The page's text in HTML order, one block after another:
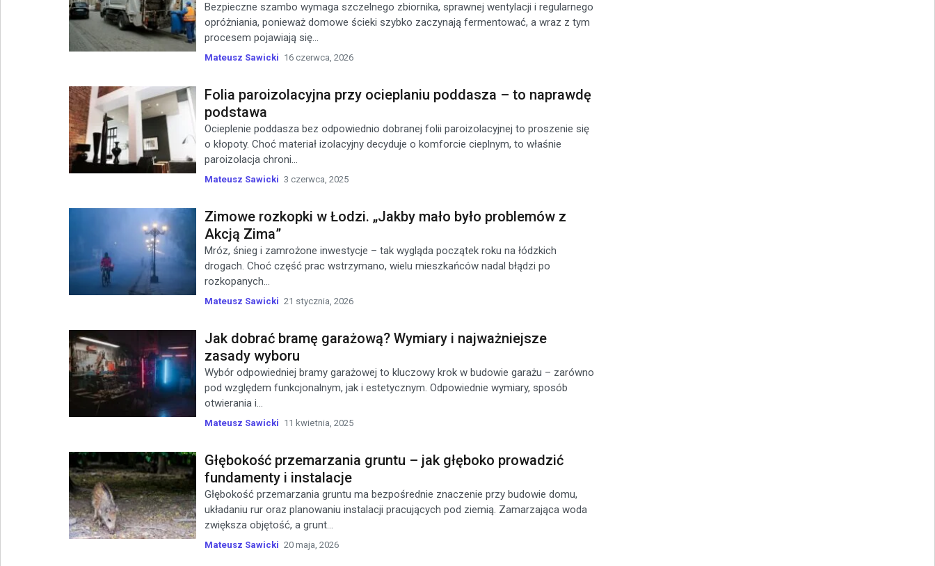
Bezpieczne szambo wymaga szczelnego zbiornika, sprawnej wentylacji i regularnego
opróżniania, ponieważ domowe ścieki szybko zaczynają fermentować, a wraz z tym
procesem pojawiają się...
Mateusz Sawicki 16 czerwca, 2026
Folia paroizolacyjna przy ocieplaniu poddasza – to naprawdę
podstawa
Ocieplenie poddasza bez odpowiednio dobranej folii paroizolacyjnej to proszenie się
o kłopoty. Choć materiał izolacyjny decyduje o komforcie cieplnym, to właśnie
paroizolacja chroni...
Mateusz Sawicki 3 czerwca, 2025
Zimowe rozkopki w Łodzi. „Jakby mało było problemów z
Akcją Zima”
Mróz, śnieg i zamrożone inwestycje – tak wygląda początek roku na łódzkich
drogach. Choć część prac wstrzymano, wielu mieszkańców nadal błądzi po
rozkopanych...
Mateusz Sawicki 21 stycznia, 2026
Jak dobrać bramę garażową? Wymiary i najważniejsze
zasady wyboru
Wybór odpowiedniej bramy garażowej to kluczowy krok w budowie garażu – zarówno
pod względem funkcjonalnym, jak i estetycznym. Odpowiednie wymiary, sposób
otwierania i...
Mateusz Sawicki 11 kwietnia, 2025
Głębokość przemarzania gruntu – jak głęboko prowadzić
fundamenty i instalacje
Głębokość przemarzania gruntu ma bezpośrednie znaczenie przy budowie domu,
układaniu rur oraz planowaniu instalacji pracujących pod ziemią. Zamarzająca woda
zwiększa objętość, a grunt...
Mateusz Sawicki 20 maja, 2026